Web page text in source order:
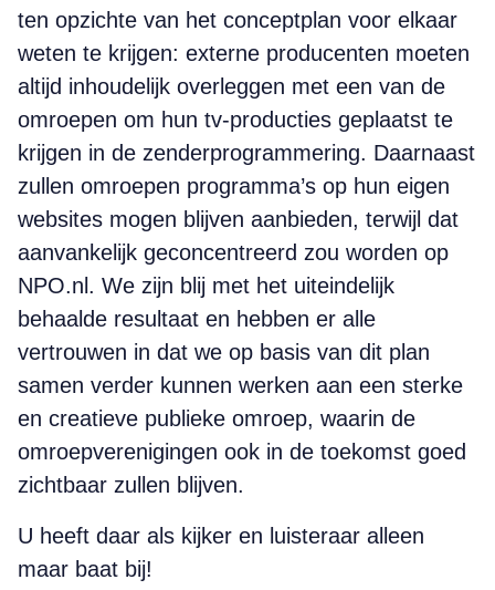
ten opzichte van het conceptplan voor elkaar
weten te krijgen: externe producenten moeten
altijd inhoudelijk overleggen met een van de
omroepen om hun tv-producties geplaatst te
krijgen in de zenderprogrammering. Daarnaast
zullen omroepen programma’s op hun eigen
websites mogen blijven aanbieden, terwijl dat
aanvankelijk geconcentreerd zou worden op
NPO.nl. We zijn blij met het uiteindelijk
behaalde resultaat en hebben er alle
vertrouwen in dat we op basis van dit plan
samen verder kunnen werken aan een sterke
en creatieve publieke omroep, waarin de
omroepverenigingen ook in de toekomst goed
zichtbaar zullen blijven.
U heeft daar als kijker en luisteraar alleen
maar baat bij!